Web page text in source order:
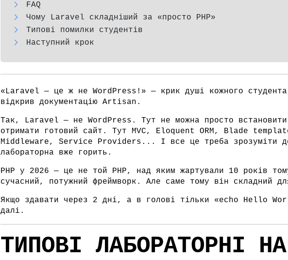
FAQ
Чому Laravel складніший за «просто PHP»
Типові помилки студентів
Наступний крок
«Laravel — це ж не WordPress!» — крик душі кожного
відкрив документацію Artisan.
Так, Laravel — не WordPress. Тут не можна просто
отримати готовий сайт. Тут MVC, Eloquent ORM, Blade
Middleware, Service Providers... І все це треба зрозуміти
лабораторна вже горить.
PHP у 2026 — це не той PHP, над яким жартували 10 років
сучасний, потужний фреймворк. Але саме тому він складний
Якщо здавати через 2 дні, а в голові тільки «echo Hello
далі.
ТИПОВІ ЛАБОРАТОРНІ НА